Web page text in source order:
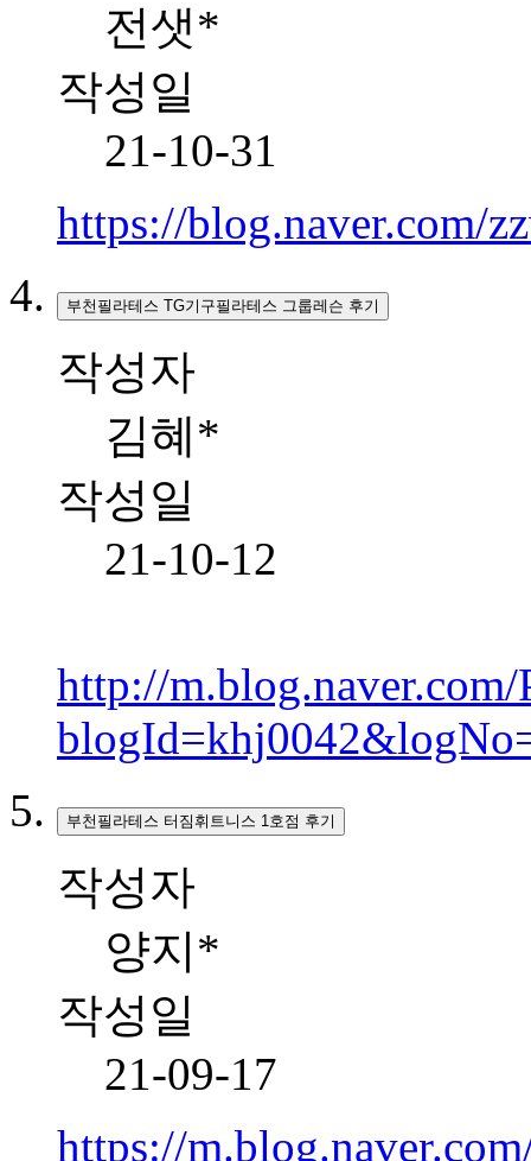
전샛*
작성일
21-10-31
https://blog.naver.com/
부천필라테스 TG기구필라테스 그룹레슨 후기
작성자
김혜*
작성일
21-10-12
http://m.blog.naver.com/
부천필라테스 터짐휘트니스 1호점 후기
작성자
양지*
작성일
21-09-17
https://